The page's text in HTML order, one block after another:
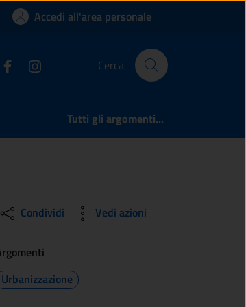
di Berzo
Accedi all'area personale
Cerca
Tutti gli argomenti...
Condividi Vedi azioni
Urbanizzazione